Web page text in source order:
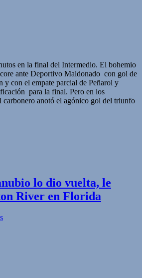
en la final del Intermedio. El bohemio
ante Deportivo Maldonado con gol de
y con el empate parcial de Peñarol y
para la final. Pero en los
carbonero anotó el agónico gol del triunfo
lo dio vuelta, le
River en Florida